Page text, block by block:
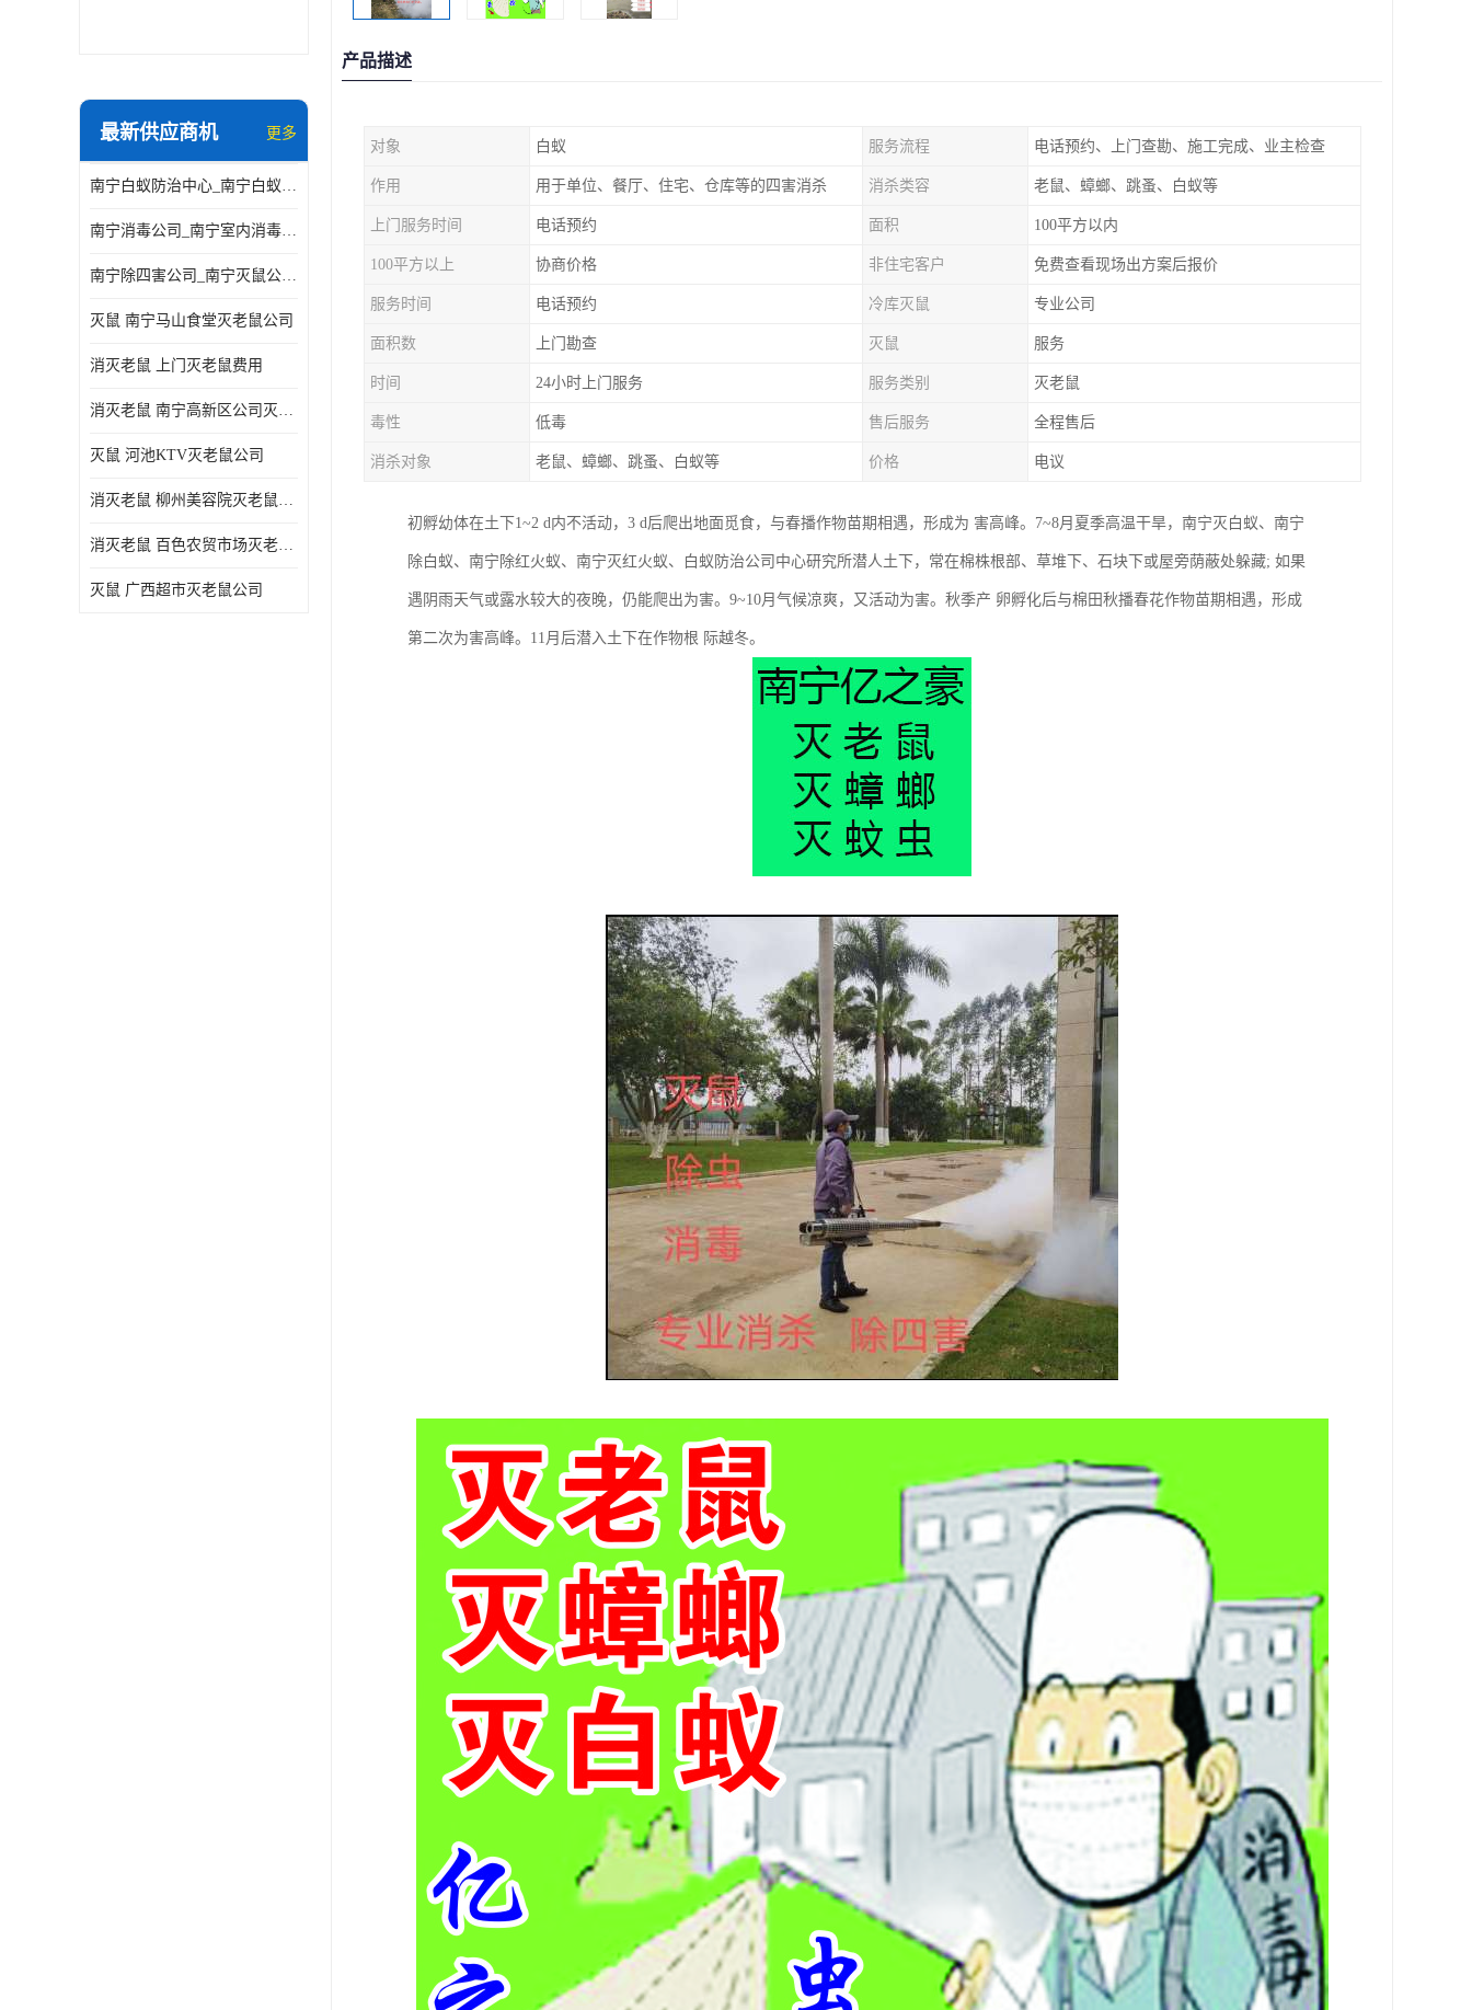
最新供应商机 更多
南宁白蚁防治中心_南宁白蚁防治所电话_南宁白蚁防治公司
南宁消毒公司_南宁室内消毒_南宁室内消毒公司
南宁除四害公司_南宁灭鼠公司_南宁杀虫公司
灭鼠 南宁马山食堂灭老鼠公司
消灭老鼠 上门灭老鼠费用
消灭老鼠 南宁高新区公司灭老鼠
灭鼠 河池KTV灭老鼠公司
消灭老鼠 柳州美容院灭老鼠费用
消灭老鼠 百色农贸市场灭老鼠公司
灭鼠 广西超市灭老鼠公司
产品描述
对象 白蚁 服务流程 电话预约、上门查勘、施工完成、业主检查
作用 用于单位、餐厅、住宅、仓库等的四害消杀 消杀类容 老鼠、蟑螂、跳蚤、白蚁等
上门服务时间 电话预约 面积 100平方以内
100平方以上 协商价格 非住宅客户 免费查看现场出方案后报价
服务时间 电话预约 冷库灭鼠 专业公司
面积数 上门勘查 灭鼠 服务
时间 24小时上门服务 服务类别 灭老鼠
毒性 低毒 售后服务 全程售后
消杀对象 老鼠、蟑螂、跳蚤、白蚁等 价格 电议
初孵幼体在土下1~2 d内不活动，3 d后爬出地面觅食，与春播作物苗期相遇，形成为 害高峰。7~8月夏季高温干旱，南宁灭白蚁、南宁
除白蚁、南宁除红火蚁、南宁灭红火蚁、白蚁防治公司中心研究所潜人土下，常在棉株根部、草堆下、石块下或屋旁荫蔽处躲藏; 如果
遇阴雨天气或露水较大的夜晚，仍能爬出为害。9~10月气候凉爽，又活动为害。秋季产 卵孵化后与棉田秋播春花作物苗期相遇，形成
第二次为害高峰。11月后潜入土下在作物根 际越冬。